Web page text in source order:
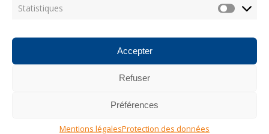
Statistiques
Accepter
Refuser
Préférences
Mentions légalesProtection des données
AUCUNE CATÉGORIE
Les plus consultés